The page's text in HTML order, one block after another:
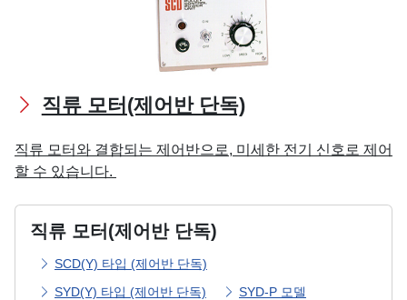
직류 모터(제어반 단독)
직류 모터와 결합되는 제어반으로, 미세한 전기 신호로 제어
할 수 있습니다.
직류 모터(제어반 단독)
SCD(Y) 타입 (제어반 단독)
SYD(Y) 타입 (제어반 단독)
SYD-P 모델